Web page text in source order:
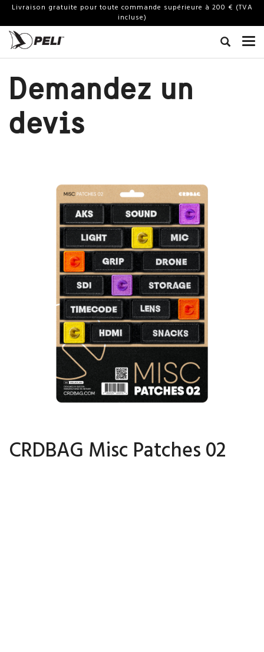
Livraison gratuite pour toute commande supérieure à 200 € (TVA
incluse)
Demandez un
devis
CRDBAG Misc Patches 02